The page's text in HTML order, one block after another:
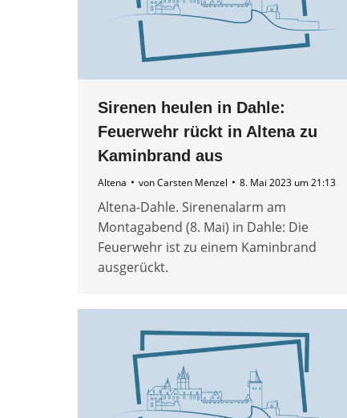
Sirenen heulen in Dahle:
Feuerwehr rückt in Altena zu
Kaminbrand aus
Altena vonCarsten Menzel 8. Mai 2023 um 21:13
Altena-Dahle. Sirenenalarm am
Montagabend (8. Mai) in Dahle: Die
Feuerwehr ist zu einem Kaminbrand
ausgerückt.